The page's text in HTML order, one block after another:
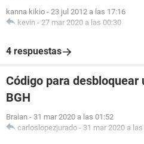
kanna kikio - 23 jul 2012 a las 17:16
kevin - 27 mar 2020 a las 00:30
4 respuestas
Código para
BGH
Braian - 31 mar 2020 a las 01:52
carloslopezjurado - 31 mar 2020 a